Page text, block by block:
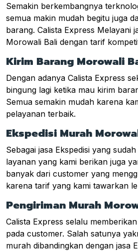
Semakin berkembangnya
semua makin mudah begitu juga
barang. Calista Express Melayani
Morowali Bali dengan tarif
Kirim Barang Morowali
Dengan adanya Calista Express
bingung lagi ketika mau kirim
Semua semakin mudah karena
pelayanan terbaik.
Ekspedisi Murah
Sebagai jasa Ekspedisi yang
layanan yang kami berikan juga
banyak dari customer yang
karena tarif yang kami tawarkan
Pengiriman Murah
Calista Express selalu
pada customer. Salah satunya
murah dibandingkan dengan jasa